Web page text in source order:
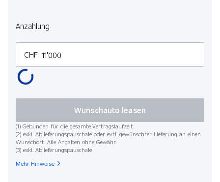
Anzahlung
CHF
(1) Gebunden für die gesamte Vertragslaufzeit.
(2) exkl. Ablieferungspauschale oder evtl. gewünschter Lieferung an einen
Wunschort. Alle Angaben ohne Gewähr.
(3) exkl. Ablieferungspauschale
Wunschauto leasen
Mehr Hinweise